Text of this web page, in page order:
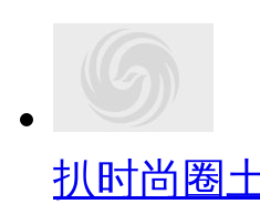
扒时尚圈